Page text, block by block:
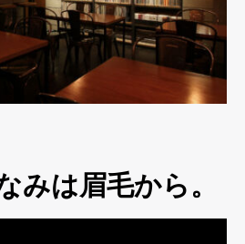
みは眉毛から。